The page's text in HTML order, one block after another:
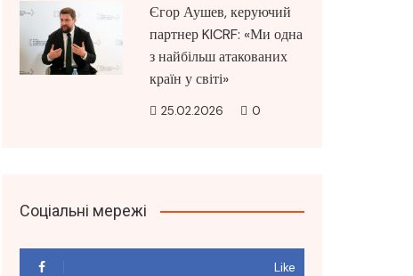
Єгор Аушев, керуючий
партнер KICRF: «Ми одна
з найбільш атакованих
країн у світі»
25.02.2026 0
Соціальні мережі
Like